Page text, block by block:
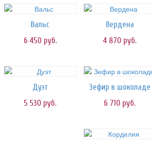
Вальс
6 450 руб.
Вердена
4 870 руб.
Дуэт
5 530 руб.
Зефир в шоколаде
6 710 руб.